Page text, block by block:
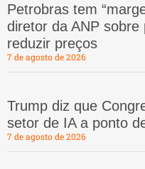
Petrobras tem
diretor da ANP
reduzir preços
7 de agosto de 2026
Trump diz que
setor de IA a ponto
7 de agosto de 2026